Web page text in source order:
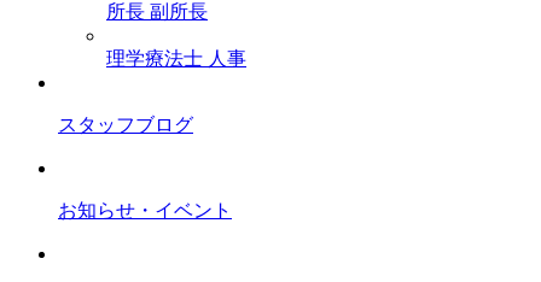
所長 副所長
理学療法士 人事
スタッフブログ
お知らせ・イベント